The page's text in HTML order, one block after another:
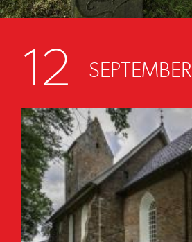
12 SEPTEMBER